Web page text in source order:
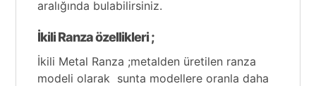
aralığında bulabilirsiniz.
İkili Ranza özellikleri ;
İkili Metal Ranza ;metalden üretilen ranza
modeli olarak sunta modellere oranla daha